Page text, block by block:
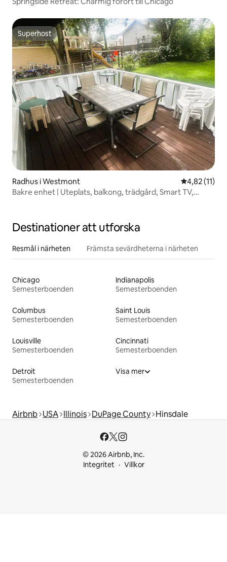
Superhost
Superhost
Radhus i Westmont 4,82 av 5 i
4,82 (11)
Bakre enhet | Uteplats, balkong, trädgård, Smart TV,
Destinationer att utforska
Resmål i närheten Främsta sevärdheterna i närheten
Chicago
Semesterboenden
Indianapolis
Semesterboenden
Columbus
Semesterboenden
Saint Louis
Semesterboenden
Louisville
Semesterboenden
Cincinnati
Semesterboenden
Detroit
Semesterboenden
Visa mer
Airbnb USA Illinois DuPage County Hinsdale
© 2026 Airbnb, Inc.
Integritet
Villkor